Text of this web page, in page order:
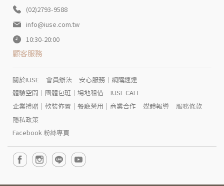
(02)2793-9588
info@iuse.com.tw
10:30-20:00
顧客服務
關於IUSE 會員辦法
安心服務｜網購速達
體驗空間｜團體包班｜場地租借
IUSE CAFE
企業禮贈｜軟裝佈置｜餐廳營用｜商業合作
媒體報導
服務條款
隱私政策
Facebook 粉絲專頁